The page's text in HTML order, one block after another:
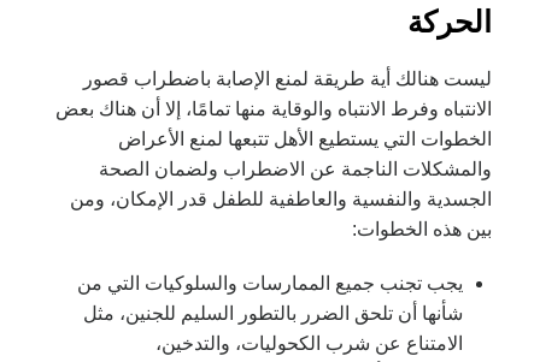
الحركة
ليست هنالك أية طريقة لمنع الإصابة باضطراب قصور
الانتباه وفرط الانتباه والوقاية منها تمامًا، إلا أن هناك بعض
الخطوات التي يستطيع الأهل تتبعها لمنع الأعراض
والمشكلات الناجمة عن الاضطراب ولضمان الصحة
الجسدية والنفسية والعاطفية للطفل قدر الإمكان، ومن
بين هذه الخطوات:
يجب تجنب جميع الممارسات والسلوكيات التي من
شأنها أن تلحق الضرر بالتطور السليم للجنين، مثل
الامتناع عن شرب الكحوليات، والتدخين،